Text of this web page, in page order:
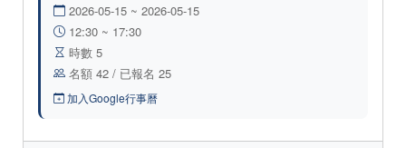
2026-05-15 ~ 2026-05-15
12:30 ~ 17:30
時數 5
名額 42 / 已報名 25
加入Google行事曆